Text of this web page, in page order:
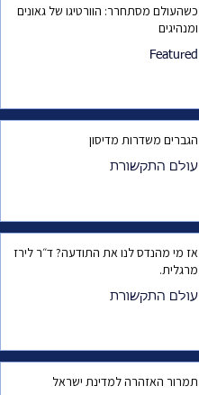
כשהעולם מסתחרר: הוורטיגו של גאונים
ומנהיגים
Featured
הגברים משדרות מדיסון
עולם התקשורת
אז מי מהנדס לנו את התודעה? ד״ר לירז
מרגלית.
עולם התקשורת
תמרור האזהרה למדינת ישראל